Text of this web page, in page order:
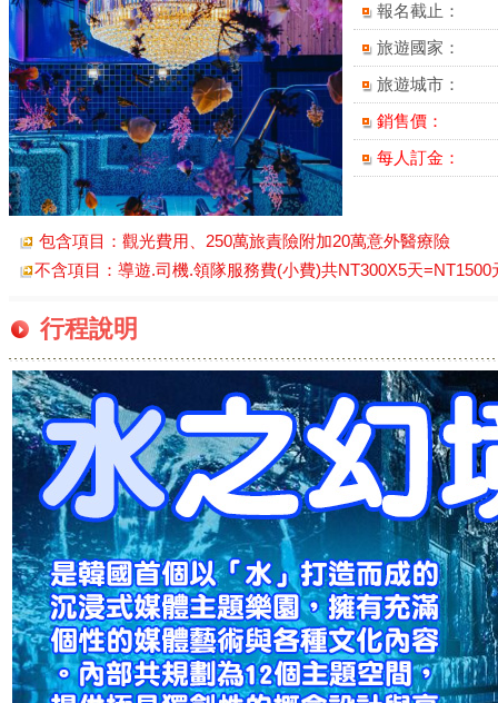
報名截止：
旅遊國家：
旅遊城市：
銷售價：
每人訂金：
包含項目：觀光費用、250萬旅責險附加20萬意外醫療險
不含項目：導遊.司機.領隊服務費(小費)共NT300X5天
行程說明